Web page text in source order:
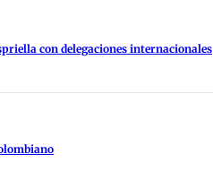
con delegaciones internacionales